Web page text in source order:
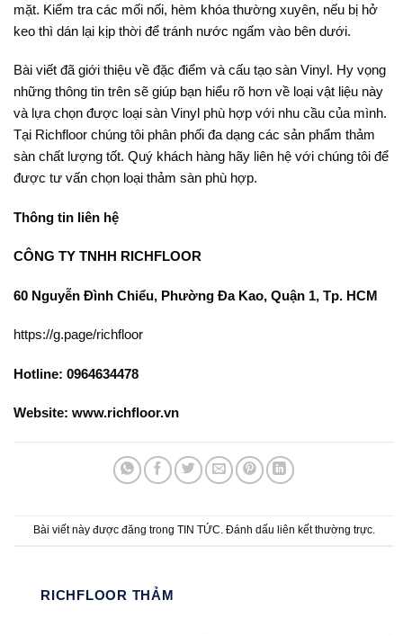
mặt. Kiểm tra các mối nối, hèm khóa thường xuyên, nếu bị hở
keo thì dán lại kịp thời để tránh nước ngấm vào bên dưới.
Bài viết đã giới thiệu về đặc điểm và cấu tạo sàn Vinyl. Hy vọng
những thông tin trên sẽ giúp bạn hiểu rõ hơn về loại vật liệu này
và lựa chọn được loại sàn Vinyl phù hợp với nhu cầu của mình.
Tại Richfloor chúng tôi phân phối đa dạng các sản phẩm thảm
sàn chất lượng tốt. Quý khách hàng hãy liên hệ với chúng tôi để
được tư vấn chọn loại thảm sàn phù hợp.
Thông tin liên hệ
CÔNG TY TNHH RICHFLOOR
60 Nguyễn Đình Chiểu, Phường Đa Kao, Quận 1, Tp. HCM
https://g.page/richfloor
Hotline: 0964634478
Website: www.richfloor.vn
Bài viết này được đăng trong TIN TỨC . Đánh dấu liên kết thường trực.
RICHFLOOR THẢM